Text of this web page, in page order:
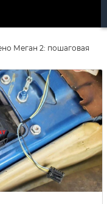
Меган 2: пошаговая